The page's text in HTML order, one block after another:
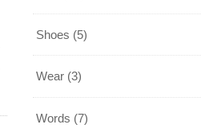
Shoes (5)
Wear (3)
Words (7)